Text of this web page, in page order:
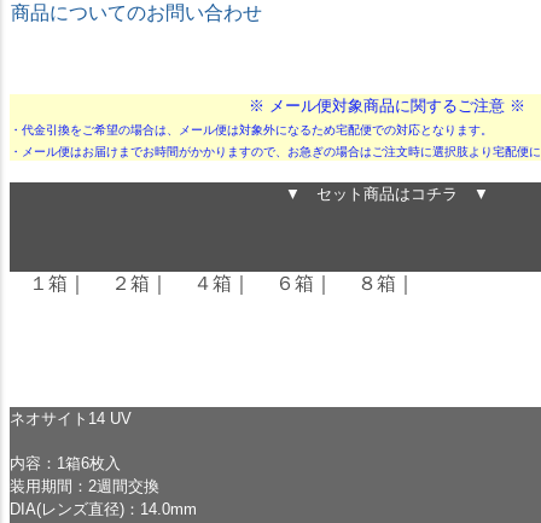
商品についてのお問い合わせ
※ メール便対象商品に関するご注意 ※
・代金引換をご希望の場合は、メール便は対象外になるため宅配便での対応となります。
・メール便はお届けまでお時間がかかりますので、お急ぎの場合はご注文時に選択肢より宅配便
▼ セット商品はコチラ ▼
１箱 ２箱 ４箱 ６箱 ８箱
ネオサイト14 UV
内容：1箱6枚入
装用期間：2週間交換
DIA(レンズ直径)：14.0mm